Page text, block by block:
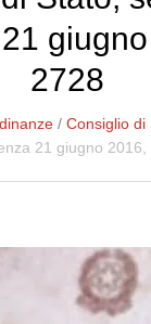
2728
/Consiglio di
21 giugno 2016,